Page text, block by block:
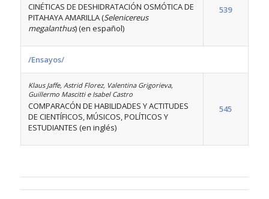
CINÉTICAS DE DESHIDRATACIÓN OSMÓTICA DE
PITAHAYA AMARILLA (Selenicereus
megalanthus) (en español)
539
/Ensayos/
Klaus Jaffe, Astrid Florez, Valentina Grigorieva,
Guillermo Mascitti e Isabel Castro
COMPARACÓN DE HABILIDADES Y ACTITUDES
DE CIENTÍFICOS, MÚSICOS, POLÍTICOS Y
ESTUDIANTES (en inglés)
545